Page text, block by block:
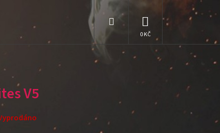
Hledat
NÁKUPNÍ
KOŠÍK
V5